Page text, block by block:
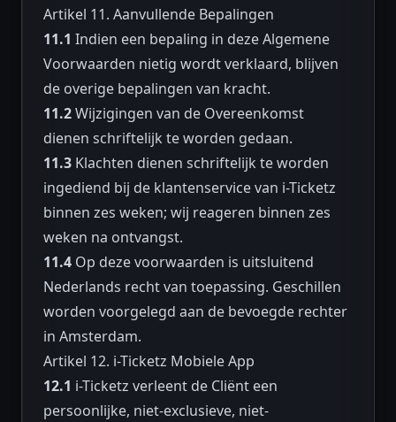
Artikel 11. Aanvullende Bepalingen
11.1 Indien een bepaling in deze Algemene
Voorwaarden nietig wordt verklaard, blijven
de overige bepalingen van kracht.
11.2Wijzigingen van de Overeenkomst
dienen schriftelijk te worden gedaan.
11.3 Klachten dienen schriftelijk te worden
ingediend bij de klantenservice van i-Ticketz
binnen zes weken; wij reageren binnen zes
weken na ontvangst.
11.4 Op deze voorwaarden is uitsluitend
Nederlands recht van toepassing. Geschillen
worden voorgelegd aan de bevoegde rechter
in Amsterdam.
Artikel 12. i-Ticketz Mobiele App
12.1 i-Ticketz verleent de Cliënt een
persoonlijke, niet-exclusieve, niet-